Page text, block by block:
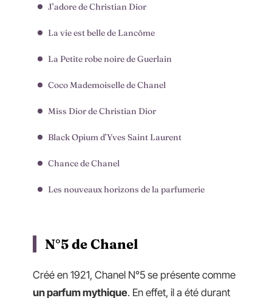
J’adore de Christian Dior
La vie est belle de Lancôme
La Petite robe noire de Guerlain
Coco Mademoiselle de Chanel
Miss Dior de Christian Dior
Black Opium d’Yves Saint Laurent
Chance de Chanel
Les nouveaux horizons de la parfumerie
N°5 de Chanel
Créé en 1921, Chanel N°5 se présente comme
un parfum mythique. En effet, il a été durant